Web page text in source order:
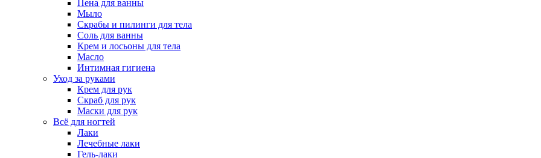
Пена для ванны
Мыло
Скрабы и пилинги для тела
Соль для ванны
Крем и лосьоны для тела
Масло
Интимная гигиена
Уход за руками
Крем для рук
Скраб для рук
Маски для рук
Всё для ногтей
Лаки
Лечебные лаки
Гель-лаки